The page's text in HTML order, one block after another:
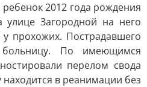
2012 года рождения
Загородной на него
прохожих. Пострадавшего
По имеющимся
перелом свода
в реанимации без